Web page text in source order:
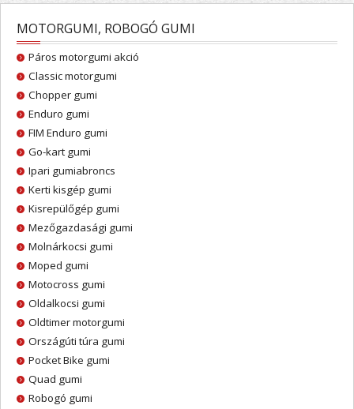
MOTORGUMI, ROBOGÓ GUMI
Páros motorgumi akció
Classic motorgumi
Chopper gumi
Enduro gumi
FIM Enduro gumi
Go-kart gumi
Ipari gumiabroncs
Kerti kisgép gumi
Kisrepülőgép gumi
Mezőgazdasági gumi
Molnárkocsi gumi
Moped gumi
Motocross gumi
Oldalkocsi gumi
Oldtimer motorgumi
Országúti túra gumi
Pocket Bike gumi
Quad gumi
Robogó gumi